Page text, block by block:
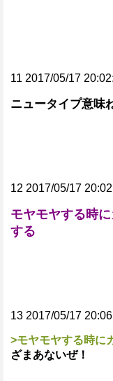
11 2017/05/17
ニュータイプ意味
12 2017/05/17
モヤモヤする時
する
13 2017/05/17
>モヤモヤする時に
ざまあないぜ！